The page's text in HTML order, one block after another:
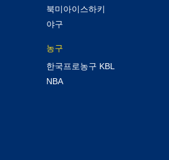
북미아이스하키
야구
농구
한국프로농구 KBL
NBA